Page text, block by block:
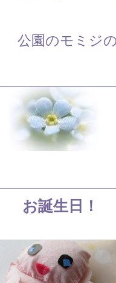
公園のモミジ
お誕生日！